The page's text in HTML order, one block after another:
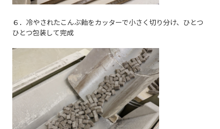
６．冷やされたこんぶ飴をカッターで小さく切り分け、ひとつ
ひとつ包装して完成